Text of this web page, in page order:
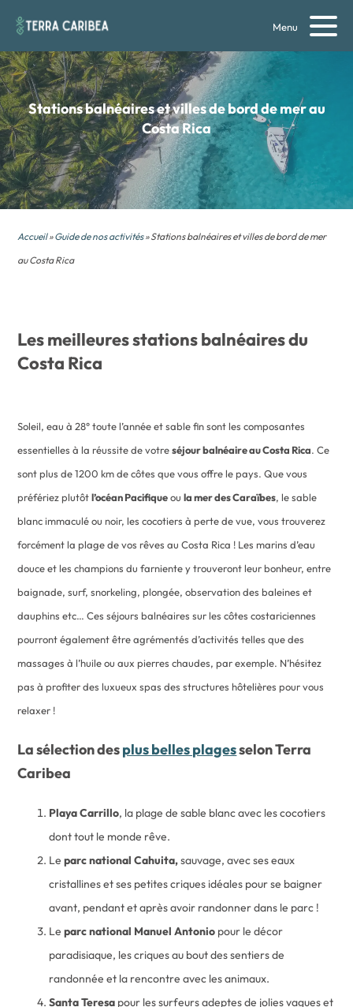
Menu
Stations balnéaires et villes de bord de mer au
Costa Rica
Accueil»Guide de nos activités» Stations balnéaires et villes de bord de mer
au Costa Rica
Les meilleures stations balnéaires du
Costa Rica
Soleil, eau à 28° toute l’année et sable fin sont les composantes
essentielles à la réussite de votreséjour balnéaire au Costa Rica. Ce
sont plus de 1200 km de côtes que vous offre le pays. Que vous
préfériez plutôtl’océan Pacifiqueoula mer des Caraïbes, le sable
blanc immaculé ou noir, les cocotiers à perte de vue, vous trouverez
forcément la plage de vos rêves au Costa Rica ! Les marins d’eau
douce et les champions du farniente y trouveront leur bonheur, entre
baignade, surf, snorkeling, plongée, observation des baleines et
dauphins etc… Ces séjours balnéaires sur les côtes costariciennes
pourront également être agrémentés d’activités telles que des
massages à l’huile ou aux pierres chaudes, par exemple. N’hésitez
pas à profiter des luxueux spas des structures hôtelières pour vous
relaxer !
La sélection desplus belles plagesselon Terra
Caribea
Playa Carrillo, la plage de sable blanc avec les cocotiers
dont tout le monde rêve.
Leparc national Cahuita,sauvage, avec ses eaux
cristallines et ses petites criques idéales pour se baigner
avant, pendant et après avoir randonner dans le parc !
Leparc national Manuel Antonio pour le décor
paradisiaque, les criques au bout des sentiers de
randonnée et la rencontre avec les animaux.
Santa Teresa pour les surfeurs adeptes de jolies vagues et